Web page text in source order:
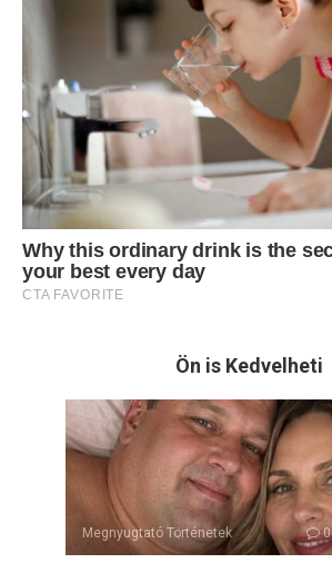
Ön is Kedvelheti
Megnyugtató Történetek 0